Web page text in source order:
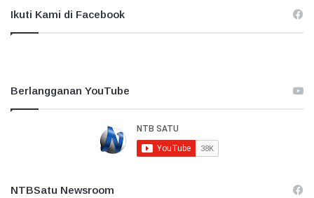
Ikuti Kami di Facebook
Berlangganan YouTube
NTBSatu Newsroom